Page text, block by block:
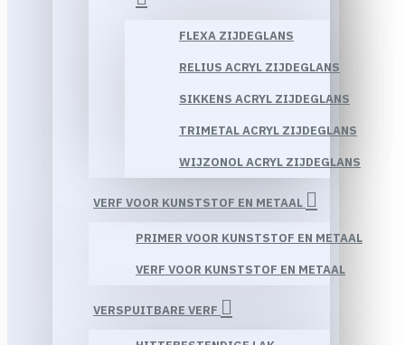
FLEXA ZIJDEGLANS
RELIUS ACRYL ZIJDEGLANS
SIKKENS ACRYL ZIJDEGLANS
TRIMETAL ACRYL ZIJDEGLANS
WIJZONOL ACRYL ZIJDEGLANS
VERF VOOR KUNSTSTOF EN METAAL
PRIMER VOOR KUNSTSTOF EN METAAL
VERF VOOR KUNSTSTOF EN METAAL
VERSPUITBARE VERF